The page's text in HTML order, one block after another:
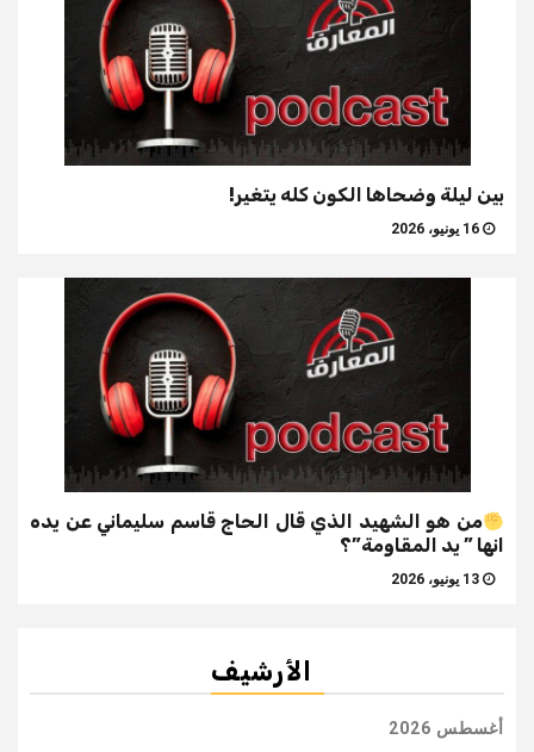
بين ليلة وضحاها الكون كله يتغير!
من هو الشهيد الذي قال الحاج قاسم سليماني عن يده
انها ” يد المقاومة”؟
الأرشيف
أغسطس 2026